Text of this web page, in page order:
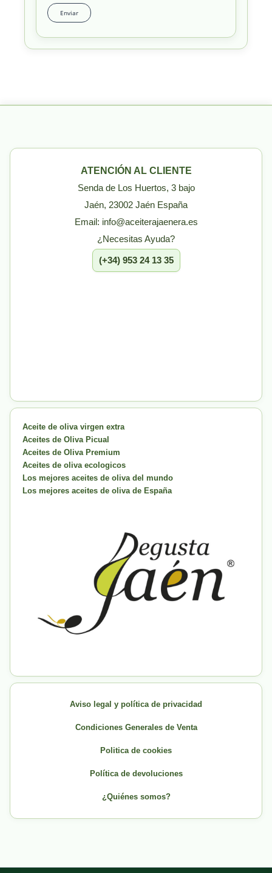
ATENCIÓN AL CLIENTE
Senda de Los Huertos, 3 bajo
Jaén, 23002 Jaén España
Email: info@aceiterajaenera.es
¿Necesitas Ayuda?
(+34) 953 24 13 35
Aceite de oliva virgen extra
Aceites de Oliva Picual
Aceites de Oliva Premium
Aceites de oliva ecologicos
Los mejores aceites de oliva del mundo
Los mejores aceites de oliva de España
Aviso legal y política de privacidad
Condiciones Generales de Venta
Politica de cookies
Política de devoluciones
¿Quiénes somos?